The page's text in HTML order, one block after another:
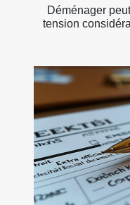
Déménager
tension